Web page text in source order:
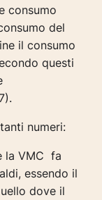
consumo
del
il consumo
questi
numeri:
la VMC fa
essendo il
dove il